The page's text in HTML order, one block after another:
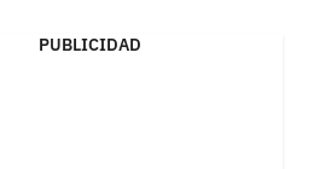
PUBLICIDAD